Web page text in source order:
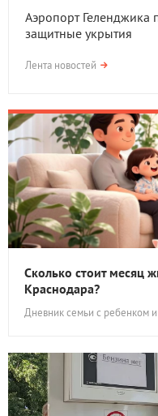
Аэропорт Геленджика
защитные укрытия
Лента новостей
Сколько стоит месяц
Краснодара?
Дневник семьи с ребенком